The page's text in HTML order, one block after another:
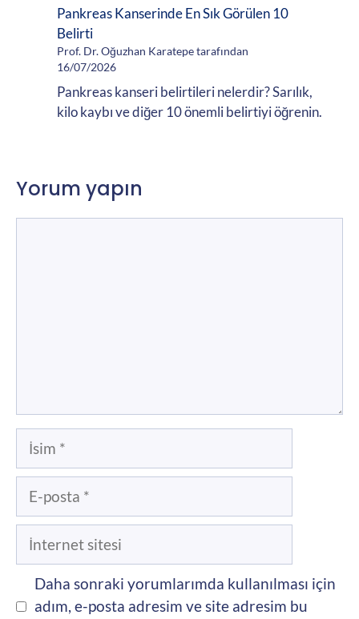
Pankreas Kanserinde En Sık Görülen 10
Belirti
Prof. Dr. Oğuzhan Karatepe tarafından
16/07/2026
Pankreas kanseri belirtileri nelerdir? Sarılık,
kilo kaybı ve diğer 10 önemli belirtiyi öğrenin.
Yorum yapın
İsim
posta
İnternet
Daha sonraki yorumlarımda kullanılması için
adım, e-posta adresim ve site adresim bu